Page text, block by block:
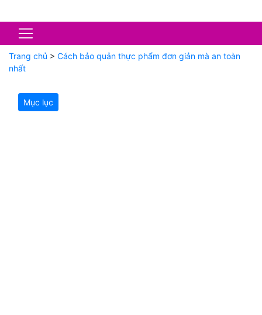
Trang chủ > Cách bảo quản thực phẩm đơn giản mà an toàn
nhất
Mục lục